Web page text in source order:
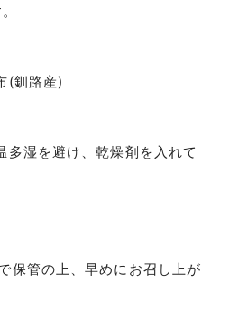
(釧路産)
湿を避け、乾燥剤を入れて
保管の上、早めにお召し上が